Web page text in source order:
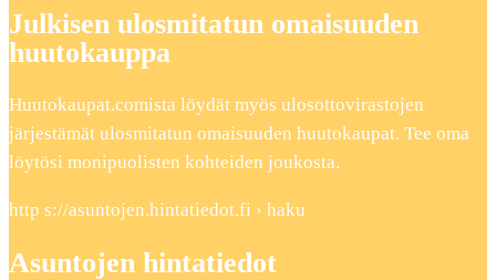
Julkisen ulosmitatun omaisuuden
huutokauppa
Huutokaupat.comista löydät myös ulosottovirastojen
järjestämät ulosmitatun omaisuuden huutokaupat. Tee oma
löytösi monipuolisten kohteiden joukosta.
http s://asuntojen.hintatiedot.fi › haku
Asuntojen hintatiedot